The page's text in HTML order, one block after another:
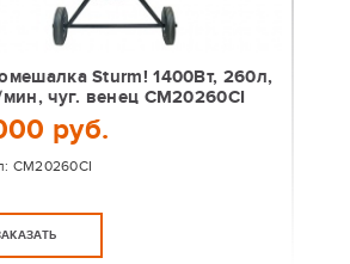
Sturm! 1400Вт, 260л,
чуг. венец CM20260CI
руб.
CM20260CI